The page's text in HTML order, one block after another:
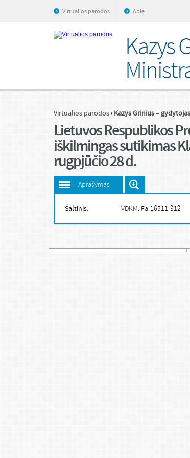
Virtualios parodos Apie
Kazys
Virtualios parodos Kazys Grinius –
Lietuvos Respublikos
iškilmingas sutikimas
rugpjūčio 28 d.
Aprašymas
Šaltinis: VDKM. Fa-16511-312